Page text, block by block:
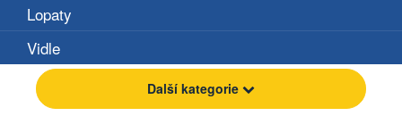
Lopaty
Vidle
Další kategorie